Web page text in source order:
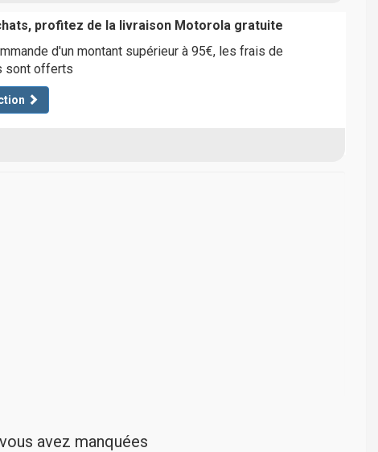
profitez de la livraison Motorola gratuite
d'un montant supérieur à 95€, les frais de
sont offerts
avez manquées